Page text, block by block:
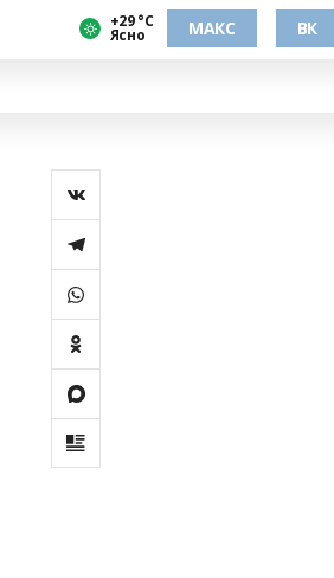
+29 °С
Ясно МАКС ВК